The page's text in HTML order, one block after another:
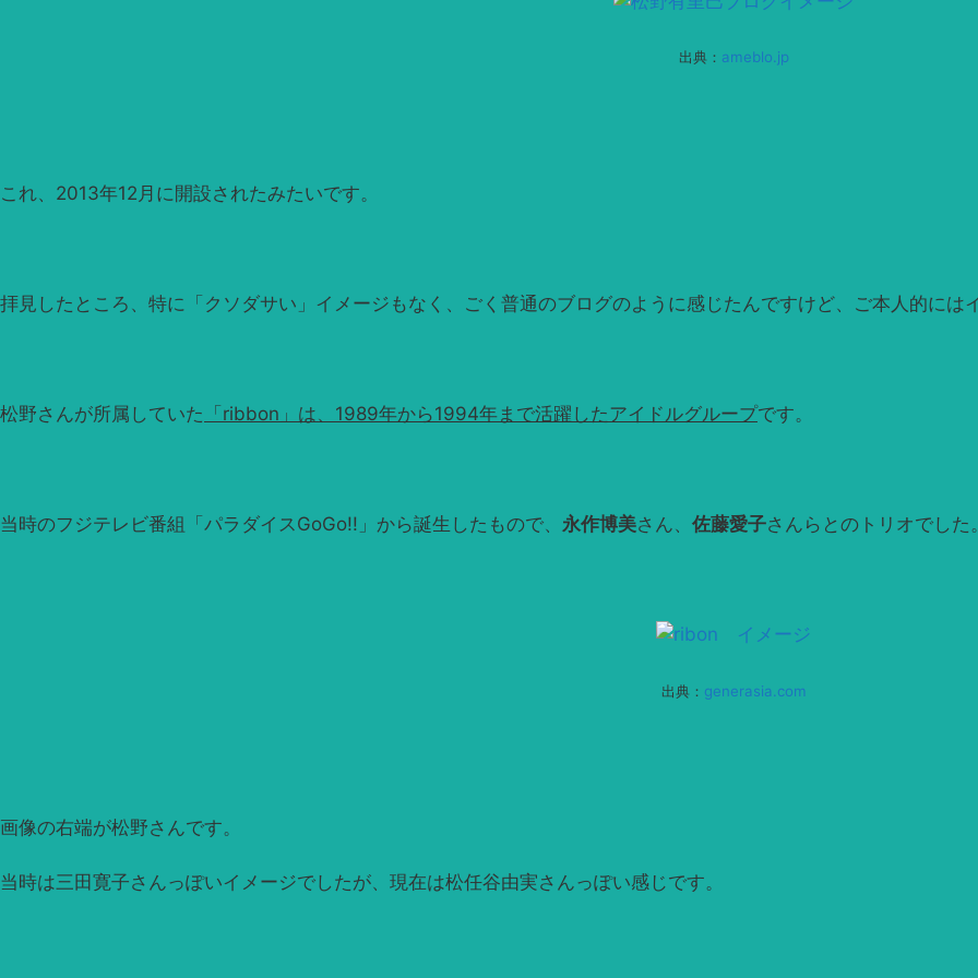
出典： ameblo.jp
これ、2013年12月に開設されたみたいです。
拝見したところ、特に「クソダサい」イメージもなく、ごく普通のブログのように感じたんですけど、ご本人的には
松野さんが所属していた 「ribbon」は、1989年から1994年まで活躍したアイドルグループです。
当時のフジテレビ番組「パラダイスGoGo!!」から誕生したもので、 永作博美さん、 佐藤愛子さんらとのトリオでした。
出典： generasia.com
画像の右端が松野さんです。
当時は三田寛子さんっぽいイメージでしたが、現在は松任谷由実さんっぽい感じです。